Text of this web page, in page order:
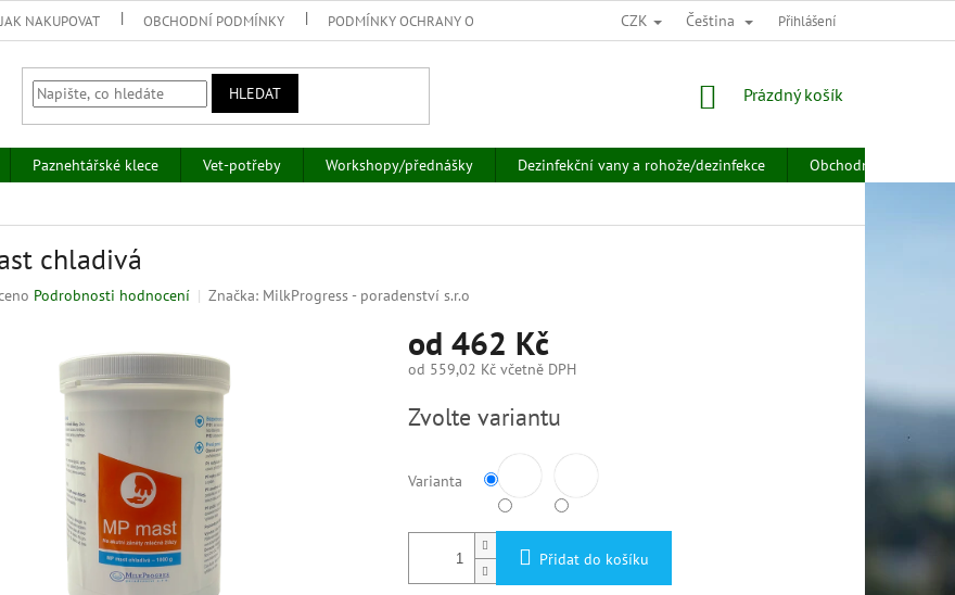
JAK NAKUPOVAT OBCHODNÍ PODMÍNKY PODMÍNKY OCHRANY OSOBNÍCH ÚDAJŮ CZK Čeština Přihlášení
HLEDAT
NÁKUPNÍ
Prázdný košík
Paznehtářské klece Vet-potřeby Workshopy/přednášky Dezinfekční vany a rohože/dezinfekce
Obchodní podmínky
chladivá
Podrobnosti hodnocení Značka: MilkProgress - poradenství s.r.o
od 462 Kč
od 559,02 Kčvčetně DPH
cena:
Zvolte variantu
Varianta
Přidat do košíku